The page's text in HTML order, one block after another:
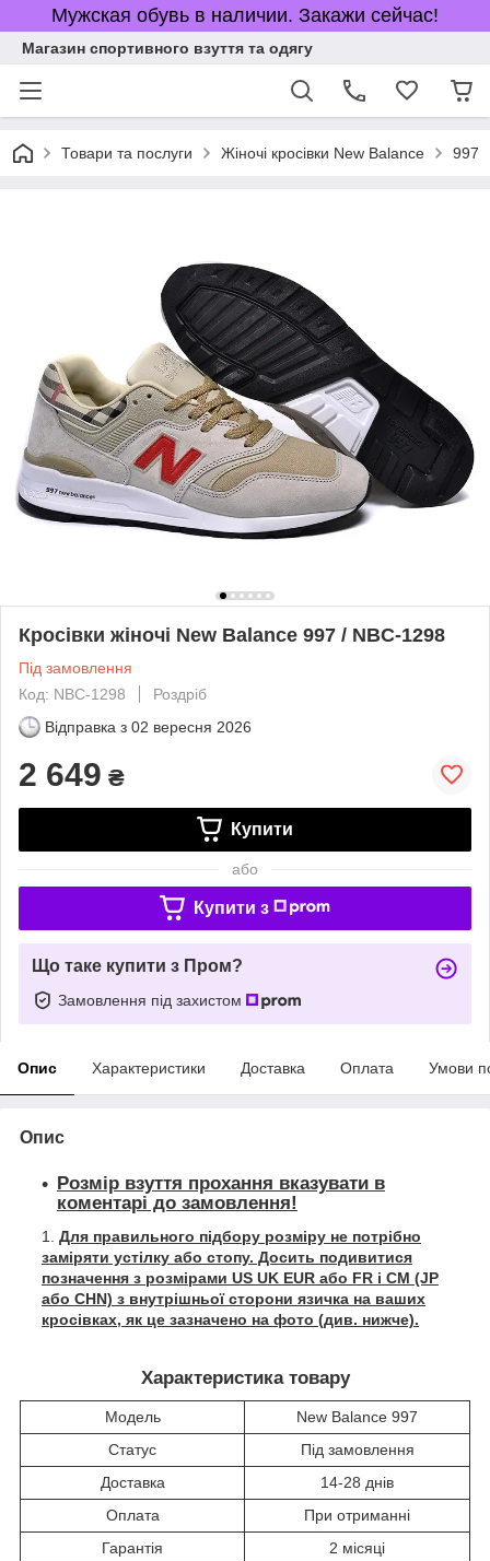
Мужская обувь в наличии. Закажи сейчас!
Магазин спортивного взуття та одягу
Товари та послуги Жіночі кросівки New Balance 997
Кросівки жіночі New Balance 997 / NBC-1298
Під замовлення
Код: NBC-1298
Роздріб
Відправка з 02 вересня 2026
2 649 ₴
Купити
або
Купити з
Що таке купити з Пром?
Замовлення під захистом
Опис Характеристики Доставка Оплата Умови
Опис
Розмір взуття прохання вказувати в
коментарі до замовлення!
Для правильного підбору розміру не потрібно
заміряти устілку або стопу. Досить подивитися
позначення з розмірами US UK EUR або FR і СМ (JP
або CHN) з внутрішньої сторони язичка на ваших
кросівках, як це зазначено на фото (див. нижче).
Характеристика товару
Модель
New Balance 997
Статус
Під замовлення
Доставка
14-28 днів
Оплата
При отриманні
Гарантія
2 місяці